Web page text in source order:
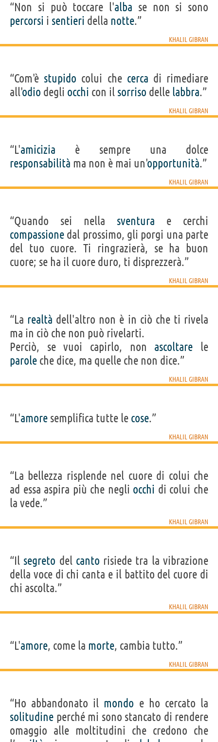
“Non si può toccare l'alba se non si sono
percorsi i sentieri della notte.”
KHALIL GIBRAN
“Com'è stupido colui che cerca di rimediare
all'odio degli occhi con il sorriso delle labbra.”
KHALIL GIBRAN
“L'amicizia è sempre una dolce
responsabilità ma non è mai un'opportunità.”
KHALIL GIBRAN
“Quando sei nella sventura e cerchi
compassione dal prossimo, gli porgi una parte
del tuo cuore. Ti ringrazierà, se ha buon
cuore; se ha il cuore duro, ti disprezzerà.”
KHALIL GIBRAN
“La realtà dell'altro non è in ciò che ti rivela
ma in ciò che non può rivelarti.
Perciò, se vuoi capirlo, non ascoltare le
parole che dice, ma quelle che non dice.”
KHALIL GIBRAN
“L'amore semplifica tutte le cose.”
KHALIL GIBRAN
“La bellezza risplende nel cuore di colui che
ad essa aspira più che negli occhi di colui che
la vede.”
KHALIL GIBRAN
“Il segreto del canto risiede tra la vibrazione
della voce di chi canta e il battito del cuore di
chi ascolta.”
KHALIL GIBRAN
“L'amore, come la morte, cambia tutto.”
KHALIL GIBRAN
“Ho abbandonato il mondo e ho cercato la
solitudine perché mi sono stancato di rendere
omaggio alle moltitudini che credono che